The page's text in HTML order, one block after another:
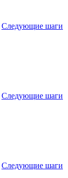
Следующие шаги
Следующие шаги
Следующие шаги